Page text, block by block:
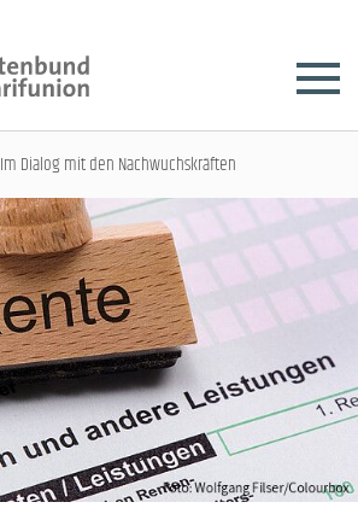
Im Dialog mit den Nachwuchskräften